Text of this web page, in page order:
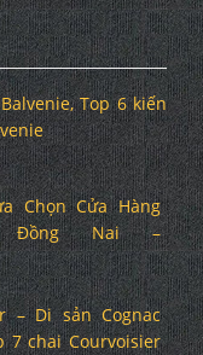
Top 6 kiến
Chọn Cửa Hàng
Đồng Nai –
– Di sản Cognac
7 chai Courvoisier